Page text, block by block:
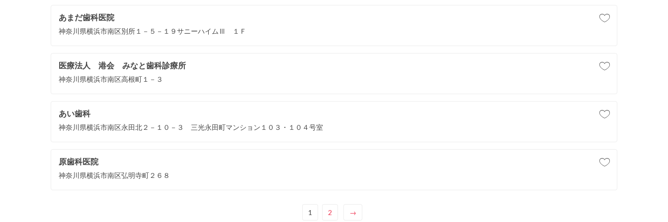
あまだ歯科医院
神奈川県横浜市南区別所１－５－１９サニーハイムⅢ １Ｆ
医療法人 港会 みなと歯科診療所
神奈川県横浜市南区高根町１－３
あい歯科
神奈川県横浜市南区永田北２－１０－３ 三光永田町マンション１０３・１０４号室
原歯科医院
神奈川県横浜市南区弘明寺町２６８
1 2 →